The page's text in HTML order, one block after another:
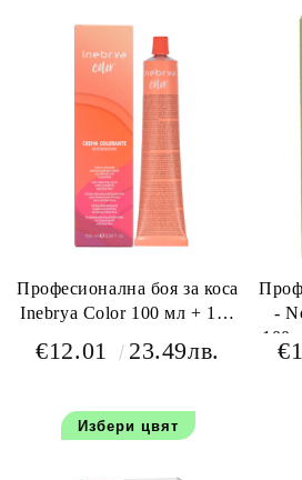
Професионална боя за коса
Inebrya Color 100 мл + 150
€12.01 23.49лв.
Избери цвят
-
100